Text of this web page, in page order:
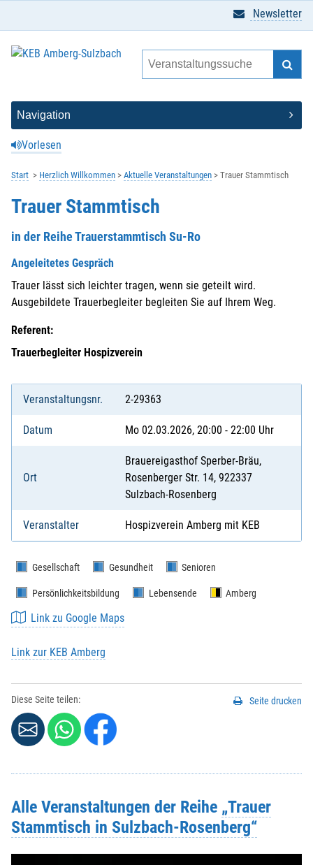
Vorlesen
Newsletter
Start Herzlich Willkommen Aktuelle Veranstaltungen Trauer Stammtisch
Trauer Stammtisch
in der Reihe Trauerstammtisch Su-Ro
Angeleitetes Gespräch
Trauer lässt sich leichter tragen, wenn sie geteilt wird.
Ausgebildete Trauerbegleiter begleiten Sie auf Ihrem Weg.
Referent:
Trauerbegleiter Hospizverein
Veranstaltungsnr. 2-29363
Datum Mo 02.03.2026, 20:00 - 22:00 Uhr
Ort
Brauereigasthof Sperber-Bräu,
Rosenberger Str. 14, 922337
Sulzbach-Rosenberg
Veranstalter Hospizverein Amberg mit KEB
Gesellschaft Gesundheit Senioren
Persönlichkeitsbildung Lebensende Amberg
Link zu Google Maps
Link zur KEB Amberg
Diese Seite teilen: Seite drucken
Alle Veranstaltungen der Reihe „Trauer
Stammtisch in Sulzbach-Rosenberg“